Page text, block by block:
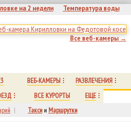
на 2 недели
Температура воды
Все веб-камеры →
ВЕБ-КАМЕРЫ
РАЗВЛЕЧЕНИЯ
ВСЕ КУРОРТЫ
ЕЩЕ
| Таксии Маршрутки